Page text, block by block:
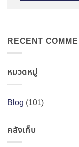
RECENT
หมวดหมู่
Blog (101)
คลังเก็บ